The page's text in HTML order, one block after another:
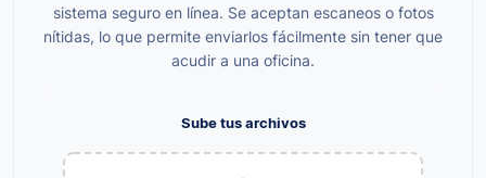
sistema seguro en línea. Se aceptan escaneos o fotos
nítidas, lo que permite enviarlos fácilmente sin tener que
acudir a una oficina.
Sube tus archivos